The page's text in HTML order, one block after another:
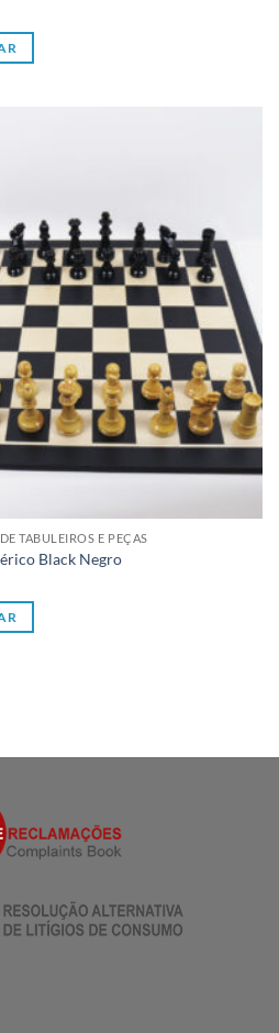
TABULEIROS E PEÇAS
Black Negro